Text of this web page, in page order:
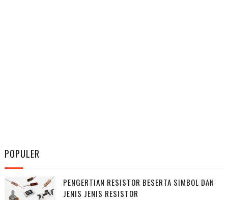
POPULER
PENGERTIAN RESISTOR BESERTA SIMBOL DAN
JENIS JENIS RESISTOR